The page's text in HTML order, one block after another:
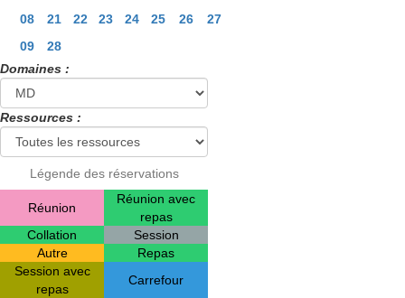
08
21 22 23 24 25 26
27
09
28
Domaines :
Ressources :
Légende des réservations
Réunion
Réunion avec
repas
Collation
Session
Autre
Repas
Session avec
repas
Carrefour